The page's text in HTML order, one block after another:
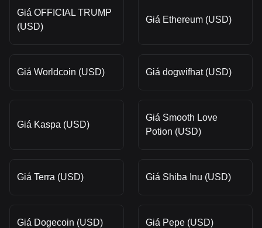
Giá OFFICIAL TRUMP
(USD)
Giá Ethereum (USD)
Giá Worldcoin (USD) Giá dogwifhat (USD)
Giá Kaspa (USD)
Giá Smooth Love
Potion (USD)
Giá Terra (USD) Giá Shiba Inu (USD)
Giá Dogecoin (USD) Giá Pepe (USD)